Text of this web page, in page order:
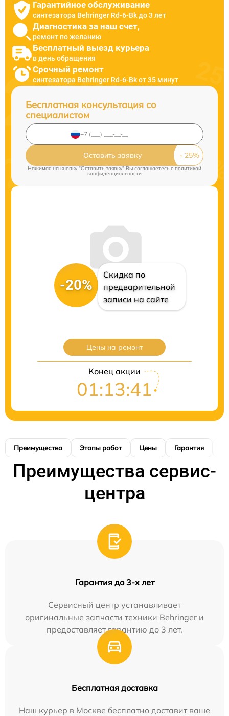
Гарантийное обслуживание
синтезатора Behringer Rd-6-Bk до 3 лет
Диагностика за наш счет,
ремонт по желанию
Бесплатный выезд курьера
в день обращения
Срочный ремонт
синтезатора Behringer Rd-6-Bk от 35 минут
Бесплатная консультация со
специалистом
Оставить заявку
Нажимая на кнопку "Оставить заявку" Вы соглашаетесь cполитикой
конфиденциальности
-20%
Скидка по
предварительной
записи на сайте
Цены на ремонт
Конец акции
01:13:40
Преимущества Этапы работ Цены Гарантия
Преимущества сервис-
центра
Гарантия до 3-х лет
Сервисный центр устанавливает
оригинальные запчасти техники Behringer и
предоставляет гарантию до 3 лет.
Бесплатная доставка
Наш курьер в Москве бесплатно доставит ваше